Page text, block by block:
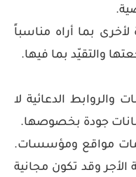
بما أراه مناسباً
والتقيّد بما فيها.
والروابط الدعائية لا
جودة بخصوصها.
مواقع ومؤسسات.
وقد تكون مجانية